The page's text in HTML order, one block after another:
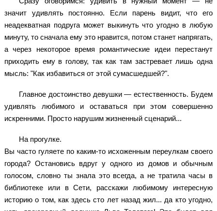
значит удивлять постоянно. Если парень видит, что его
неадекватная подруга может выкинуть что угодно в любую
минуту, то сначала ему это нравится, потом станет напрягать,
а через некоторое время романтические идеи перестанут
приходить ему в голову, так как там застревает лишь одна
мысль: "Как избавиться от этой сумасшедшей?".
Главное достоинство девушки — естественность. Будем
удивлять любимого и оставаться при этом совершенно
искренними. Просто нарушим жизненный сценарий...
На прогулке.
Вы часто гуляете по каким-то исхоженным переулкам своего
города? Остановись вдруг у одного из домов и обычным
голосом, словно ты знала это всегда, а не тратила часы в
библиотеке или в Сети, расскажи любимому интересную
историю о том, как здесь сто лет назад жил... да кто угодно,